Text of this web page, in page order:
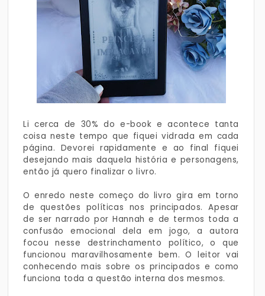
Li cerca de 30% do e-book e acontece tanta
coisa neste tempo que fiquei vidrada em cada
página. Devorei rapidamente e ao final fiquei
desejando mais daquela história e personagens,
então já quero finalizar o livro.
O enredo neste começo do livro gira em torno
de questões políticas nos principados. Apesar
de ser narrado por Hannah e de termos toda a
confusão emocional dela em jogo, a autora
focou nesse destrinchamento político, o que
funcionou maravilhosamente bem. O leitor vai
conhecendo mais sobre os principados e como
funciona toda a questão interna dos mesmos.